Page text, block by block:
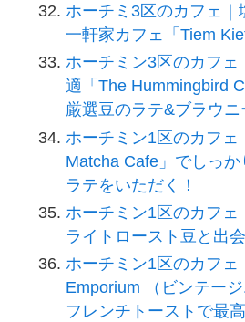
ホーチミ3区のカフェ｜
一軒家カフェ「Tiem Kiet
ホーチミン3区のカフェ
適「The Hummingbird
厳選豆のラテ&ブラウニ
ホーチミン1区のカフェ
Matcha Cafe」でしっ
ラテをいただく！
ホーチミン1区のカフ
ライトロースト豆と出会
ホーチミン1区のカフェ
Emporium （ビンテー
フレンチトーストで最